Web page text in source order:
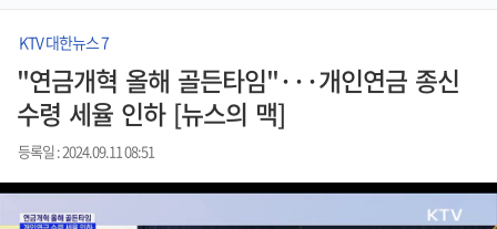
KTV 대한뉴스 7
"연금개혁 올해 골든타임"···개인연금 종신
수령 세율 인하 [뉴스의 맥]
등록일 : 2024.09.11 08:51